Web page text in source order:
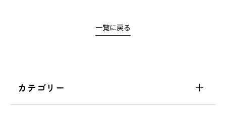
一覧に戻る
カテゴリー